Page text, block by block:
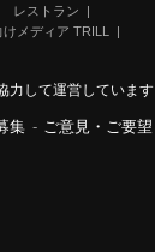
レストラン
メディア TRILL
して運営しています
集 - ご意見・ご要望